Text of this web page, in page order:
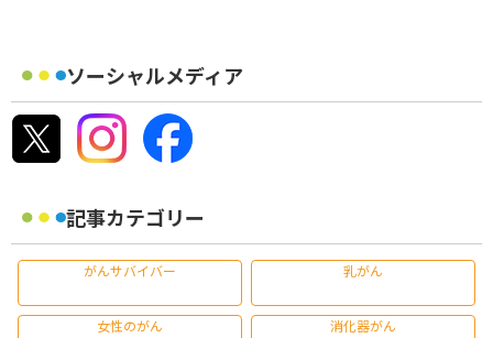
ソーシャルメディア
記事カテゴリー
がんサバイバー 乳がん
女性のがん 消化器がん